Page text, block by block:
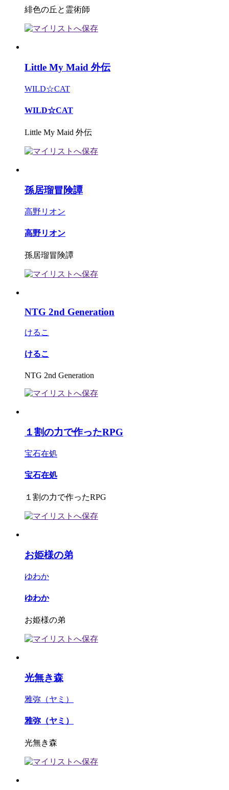
緋色の丘と霊術師
Little My Maid 外伝
WILD☆CAT
WILD☆CAT
Little My Maid 外伝
孫居瑠冒険譚
高野リオン
高野リオン
孫居瑠冒険譚
NTG 2nd Generation
けるこ
けるこ
NTG 2nd Generation
１割の力で作ったRPG
宝石在処
宝石在処
１割の力で作ったRPG
お姫様の弟
ゆわか
ゆわか
お姫様の弟
光無き森
雅弥（ヤミ）
雅弥（ヤミ）
光無き森